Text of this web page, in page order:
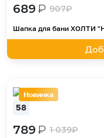
689₽ 907₽
Шапка для бани ХОЛТИ
Новинка
58
789₽ 1 039₽